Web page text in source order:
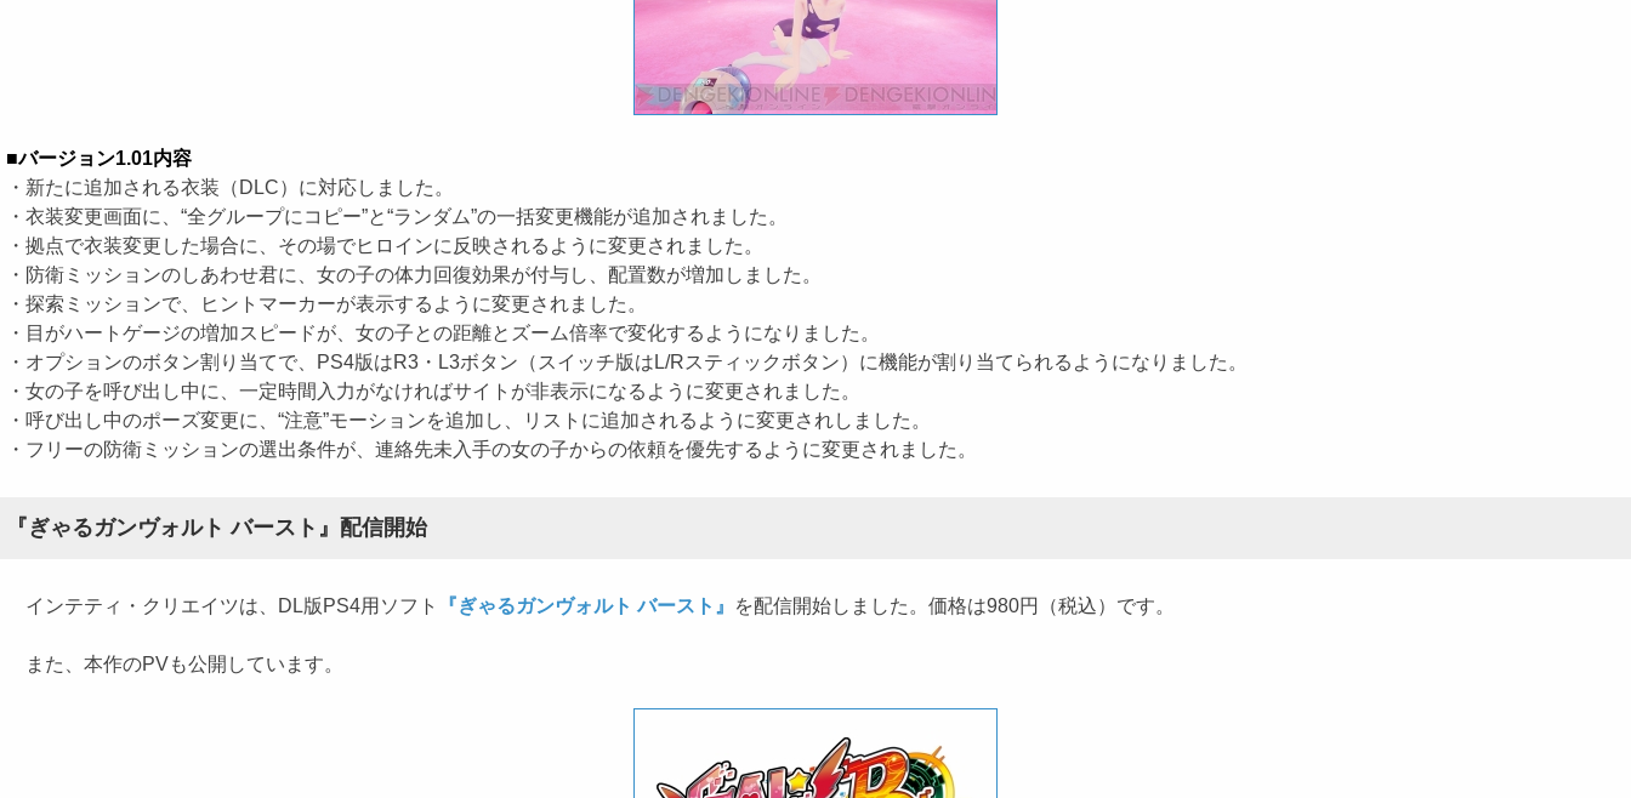
■バージョン1.01内容
・新たに追加される衣装（DLC）に対応しました。
・衣装変更画面に、“全グループにコピー”と“ランダム”の一括変更機能が追加されました。
・拠点で衣装変更した場合に、その場でヒロインに反映されるように変更されました。
・防衛ミッションのしあわせ君に、女の子の体力回復効果が付与し、配置数が増加しました。
・探索ミッションで、ヒントマーカーが表示するように変更されました。
・目がハートゲージの増加スピードが、女の子との距離とズーム倍率で変化するようになりました。
・オプションのボタン割り当てで、PS4版はR3・L3ボタン（スイッチ版はL/Rスティックボタン）に機能が割り当てられるようになりました。
・女の子を呼び出し中に、一定時間入力がなければサイトが非表示になるように変更されました。
・呼び出し中のポーズ変更に、“注意”モーションを追加し、リストに追加されるように変更されしました。
・フリーの防衛ミッションの選出条件が、連絡先未入手の女の子からの依頼を優先するように変更されました。
『ぎゃるガンヴォルト バースト』配信開始
インテティ・クリエイツは、DL版PS4用ソフト 『ぎゃるガンヴォルト バースト』 を配信開始しました。価格は980円（税込）です。
また、本作のPVも公開しています。